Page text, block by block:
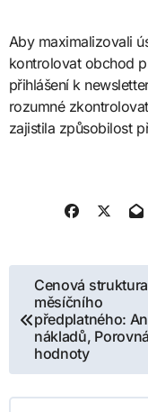
Aby maximalizovali
kontrolovat obchod
přihlášení k
rozumné
zajistila způsobilost
Post
navigation
Cenová struktura
měsíčního
předplatného:
nákladů,
hodnoty